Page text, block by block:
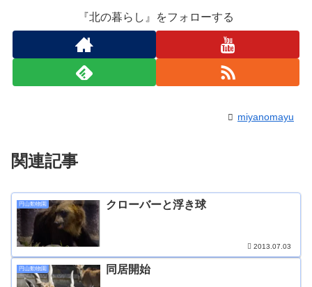
『北の暮らし』をフォローする
miyanomayu
関連記事
円山動物園 クローバーと浮き球
2013.07.03
円山動物園 同居開始